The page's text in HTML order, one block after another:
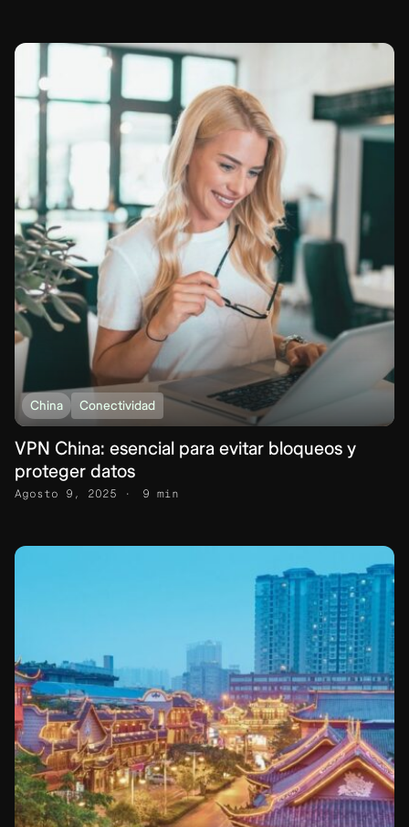
China Conectividad
VPN China: esencial para evitar bloqueos y
proteger datos
Agosto 9, 2025 9 min